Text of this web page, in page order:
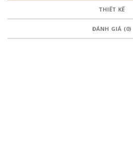
THIẾT KẾ
ĐÁNH GIÁ (0)